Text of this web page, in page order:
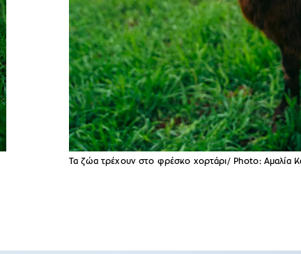
Τα ζώα τρέχουν στο φρέσκο χορτάρι/ Photo: Αμαλία